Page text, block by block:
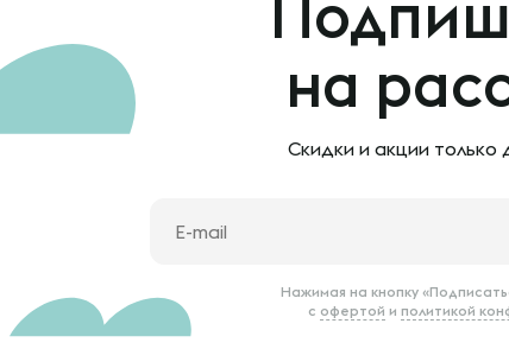
на
Скидки и акции только
Нажимая на кнопку
с офертой и политикой